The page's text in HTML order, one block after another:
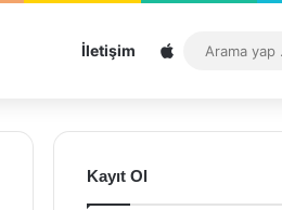
İletişim Sitemap
Kayıt Ol